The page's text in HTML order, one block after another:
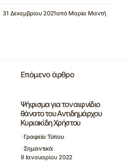
31 Δεκεμβρίου 2021από Μαρία Μαντή
Επόμενο άρθρο
Ψήφισμα για τον αιφνίδιο
θάνατο του Αντιδημάρχου
Κυριακίδη Χρήστου
Γραφείο Τύπου
Σημαντικά
9 Ιανουαρίου 2022